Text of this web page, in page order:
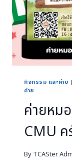
กิจกรรม และค่าย |
ค่าย
ค่ายหม
CMU
By TCASter